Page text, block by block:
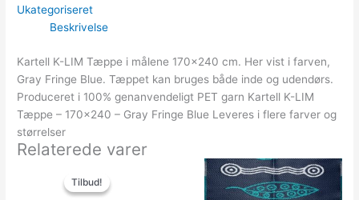
Ukategoriseret
Beskrivelse
Kartell K-LIM Tæppe i målene 170×240 cm. Her vist i farven,
Gray Fringe Blue. Tæppet kan bruges både inde og udendørs.
Produceret i 100% genanvendeligt PET garn Kartell K-LIM
Tæppe – 170×240 – Gray Fringe Blue Leveres i flere farver og
størrelser
Relaterede varer
Tilbud!
Tilbud!
oprindelige
pris